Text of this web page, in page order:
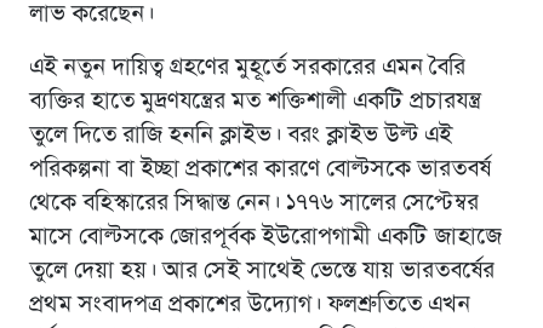
লাভ করেছেন।
এই নতুন দায়িত্ব গ্রহণের মুহূর্তে সরকারের এমন বৈরি
ব্যক্তির হাতে মুদ্রণযন্ত্রের মত শক্তিশালী একটি প্রচারযন্ত্র
তুলে দিতে রাজি হননি ক্লাইভ। বরং ক্লাইভ উল্ট এই
পরিকল্পনা বা ইচ্ছা প্রকাশের কারণে বোল্টসকে ভারতবর্ষ
থেকে বহিস্কারের সিদ্ধান্ত নেন। ১৭৭৬ সালের সেপ্টেম্বর
মাসে বোল্টসকে জোরপূর্বক ইউরোপগামী একটি জাহাজে
তুলে দেয়া হয়। আর সেই সাথেই ভেস্তে যায় ভারতবর্ষের
প্রথম সংবাদপত্র প্রকাশের উদ্যোগ। ফলশ্রুতিতে এখন